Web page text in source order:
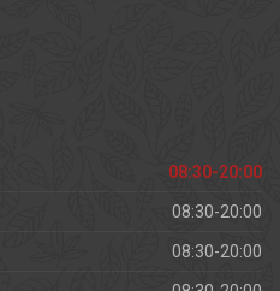
08:30-20:00
08:30-20:00
08:30-20:00